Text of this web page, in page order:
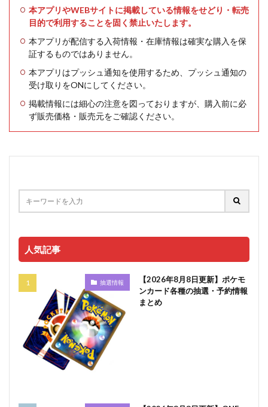
本アプリやWEBサイトに掲載している情報をせどり・転売
目的で利用することを固く禁止いたします。
本アプリが配信する入荷情報・在庫情報は確実な購入を保
証するものではありません。
本アプリはプッシュ通知を使用するため、プッシュ通知の
受け取りをONにしてください。
掲載情報には細心の注意を図っておりますが、購入前に必
ず販売価格・販売元をご確認ください。
人気記事
抽選情報
【2026年8月8日更新】ポケモ
ンカード各種の抽選・予約情報
まとめ